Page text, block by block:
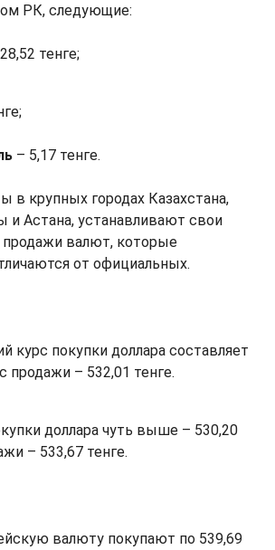
РК, следующие:
тенге;
– 5,17 тенге.
в крупных городах Казахстана,
и Астана, устанавливают свои
продажи валют, которые
от официальных.
курс покупки доллара составляет
продажи – 532,01 тенге.
доллара чуть выше – 530,20
– 533,67 тенге.
валюту покупают по 539,69